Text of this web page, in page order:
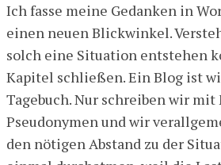
Ich fasse meine Gedanken in
einen neuen Blickwinkel.
solch eine Situation entstehen
Kapitel schließen. Ein Blog ist
Tagebuch. Nur schreiben wir
Pseudonymen und wir
den nötigen Abstand zu der